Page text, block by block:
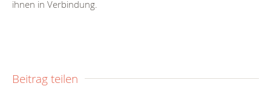
Beitrag teilen
ihnen in Verbindung.